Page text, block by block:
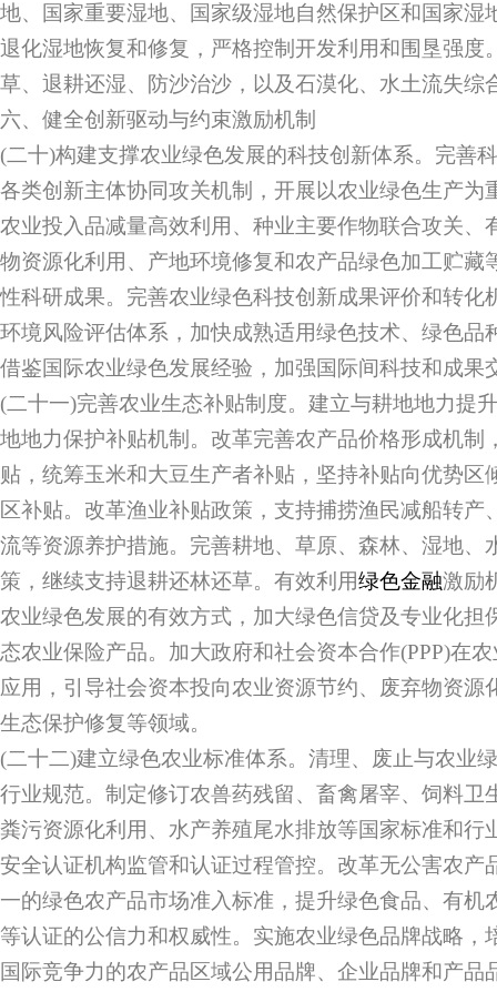
地、国家重要湿地、国家级湿地自然保护区和国家湿
退化湿地恢复和修复，严格控制开发利用和围垦强度
草、退耕还湿、防沙治沙，以及石漠化、水土流失综
六、健全创新驱动与约束激励机制
(二十)构建支撑农业绿色发展的科技创新体系。完善
各类创新主体协同攻关机制，开展以农业绿色生产为
农业投入品减量高效利用、种业主要作物联合攻关、
物资源化利用、产地环境修复和农产品绿色加工贮藏
性科研成果。完善农业绿色科技创新成果评价和转化
环境风险评估体系，加快成熟适用绿色技术、绿色品
借鉴国际农业绿色发展经验，加强国际间科技和成果
(二十一)完善农业生态补贴制度。建立与耕地地力提
地地力保护补贴机制。改革完善农产品价格形成机制
贴，统筹玉米和大豆生产者补贴，坚持补贴向优势区
区补贴。改革渔业补贴政策，支持捕捞渔民减船转产
流等资源养护措施。完善耕地、草原、森林、湿地、
策，继续支持退耕还林还草。有效利用绿色金融激励
农业绿色发展的有效方式，加大绿色信贷及专业化担
态农业保险产品。加大政府和社会资本合作(PPP)在
应用，引导社会资本投向农业资源节约、废弃物资源
生态保护修复等领域。
(二十二)建立绿色农业标准体系。清理、废止与农业
行业规范。制定修订农兽药残留、畜禽屠宰、饲料卫
粪污资源化利用、水产养殖尾水排放等国家标准和行
安全认证机构监管和认证过程管控。改革无公害农产
一的绿色农产品市场准入标准，提升绿色食品、有机
等认证的公信力和权威性。实施农业绿色品牌战略，
国际竞争力的农产品区域公用品牌、企业品牌和产品